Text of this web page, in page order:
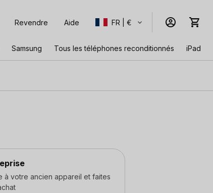
Revendre Aide FR | €
Samsung Tous les téléphones reconditionnés iPad
à votre ancien appareil et faites